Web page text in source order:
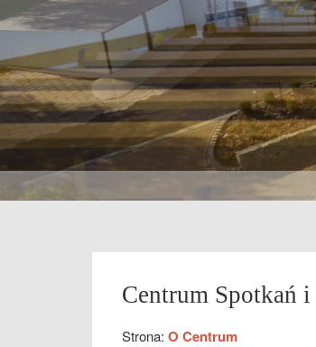
Centrum Spotkań
Strona: O Centrum